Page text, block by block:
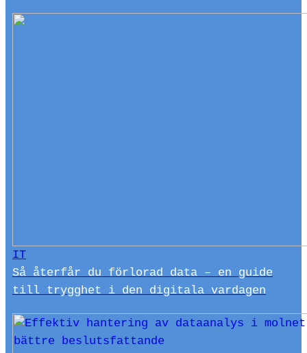
IT
Så återfår du förlorad data – en guide
till trygghet i den digitala vardagen